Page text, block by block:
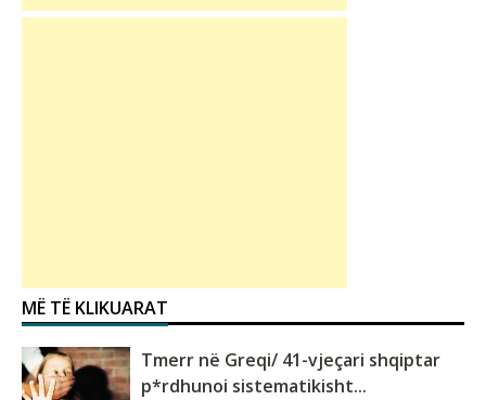
MË TË KLIKUARAT
Tmerr në Greqi/ 41-vjeçari shqiptar
p*rdhunoi sistematikisht...